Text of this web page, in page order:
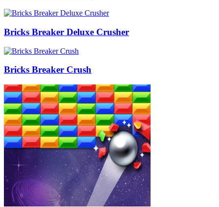
Bricks Breaker Deluxe Crusher
Bricks Breaker Crush